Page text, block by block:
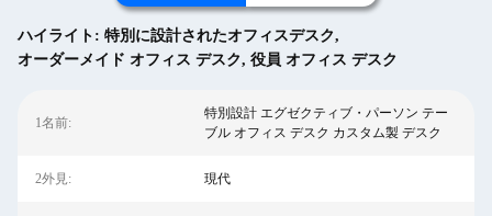
ハイライト: 特別に設計されたオフィスデスク,
オーダーメイド オフィス デスク, 役員 オフィス デスク
1名前:
特別設計 エグゼクティブ・パーソン テー
ブル オフィス デスク カスタム製 デスク
2外見: 現代